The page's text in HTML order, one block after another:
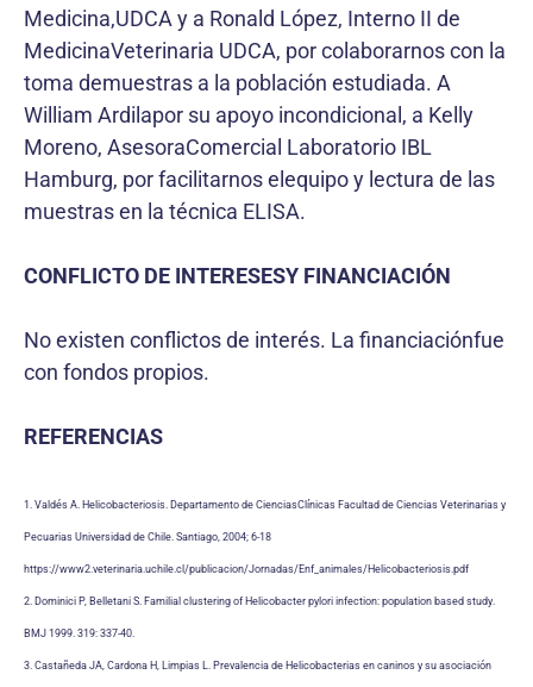
Medicina,UDCA y a Ronald López, Interno II de
MedicinaVeterinaria UDCA, por colaborarnos con la
toma demuestras a la población estudiada. A
William Ardilapor su apoyo incondicional, a Kelly
Moreno, AsesoraComercial Laboratorio IBL
Hamburg, por facilitarnos elequipo y lectura de las
muestras en la técnica ELISA.
CONFLICTO DE INTERESESY FINANCIACIÓN
No existen conflictos de interés. La financiaciónfue
con fondos propios.
REFERENCIAS
1. Valdés A. Helicobacteriosis. Departamento de CienciasClínicas Facultad de Ciencias Veterinarias y
Pecuarias Universidad de Chile. Santiago, 2004; 6-18
https://www2.veterinaria.uchile.cl/publicacion/Jornadas/Enf_animales/Helicobacteriosis.pdf
2. Dominici P, Belletani S. Familial clustering of Helicobacter pylori infection: population based study.
BMJ 1999. 319: 337-40.
3. Castañeda JA, Cardona H, Limpias L. Prevalencia de Helicobacterias en caninos y su asociación